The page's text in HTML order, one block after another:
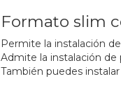
Formato slim
Permite la instalación
Admite la instalación de
También puedes